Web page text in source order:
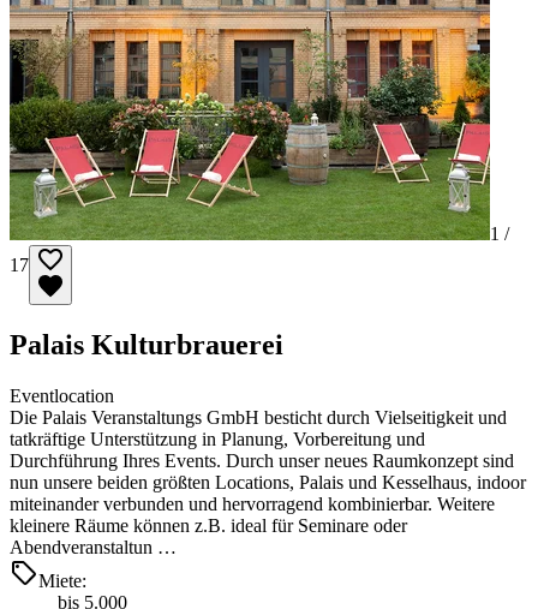
1 /
17
Palais Kulturbrauerei
Eventlocation
Die Palais Veranstaltungs GmbH besticht durch Vielseitigkeit und
tatkräftige Unterstützung in Planung, Vorbereitung und
Durchführung Ihres Events. Durch unser neues Raumkonzept sind
nun unsere beiden größten Locations, Palais und Kesselhaus, indoor
miteinander verbunden und hervorragend kombinierbar. Weitere
kleinere Räume können z.B. ideal für Seminare oder
Abendveranstaltun …
Miete:
bis 5.000